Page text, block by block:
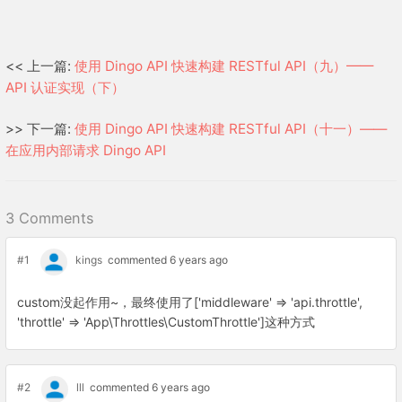
<< 上一篇: 使用 Dingo API 快速构建 RESTful API（九）——
API 认证实现（下）
>> 下一篇: 使用 Dingo API 快速构建 RESTful API（十一）——
在应用内部请求 Dingo API
3 Comments
#1 kings commented 6 years ago
custom没起作用~，最终使用了['middleware' => 'api.throttle',
'throttle' => 'App\Throttles\CustomThrottle']这种方式
#2 lll commented 6 years ago